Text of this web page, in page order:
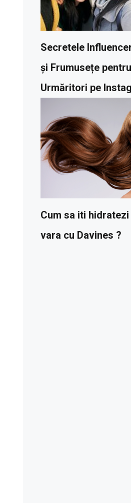
Secretele
și Frumusețe
Urmăritori pe
Cum sa iti
vara cu Davines ?